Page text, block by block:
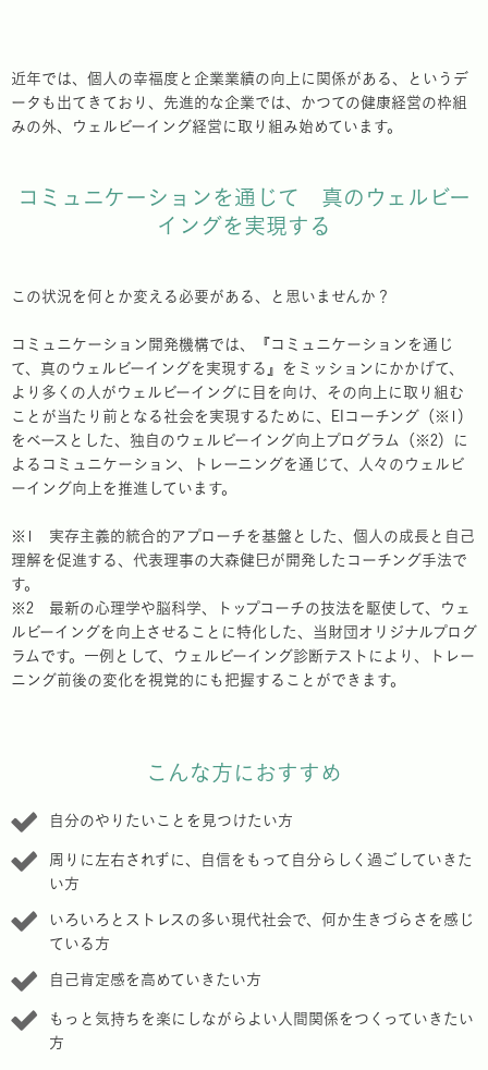
近年では、個人の幸福度と企業業績の向上に関係がある、というデ
ータも出てきており、先進的な企業では、かつての健康経営の枠組
みの外、ウェルビーイング経営に取り組み始めています。
コミュニケーションを通じて 真のウェルビー
イングを実現する
この状況を何とか変える必要がある、と思いませんか？
コミュニケーション開発機構では、『コミュニケーションを通じ
て、真のウェルビーイングを実現する』をミッションにかかげて、
より多くの人がウェルビーイングに目を向け、その向上に取り組む
ことが当たり前となる社会を実現するために、EIコーチング（※1）
をベースとした、独自のウェルビーイング向上プログラム（※2）に
よるコミュニケーション、トレーニングを通じて、人々のウェルビ
ーイング向上を推進しています。
※1 実存主義的統合的アプローチを基盤とした、個人の成長と自己
理解を促進する、代表理事の大森健巳が開発したコーチング手法で
す。
※2 最新の心理学や脳科学、トップコーチの技法を駆使して、ウェ
ルビーイングを向上させることに特化した、当財団オリジナルプログ
ラムです。一例として、ウェルビーイング診断テストにより、トレー
ニング前後の変化を視覚的にも把握することができます。
こんな方におすすめ
自分のやりたいことを見つけたい方
周りに左右されずに、自信をもって自分らしく過ごしていきた
い方
いろいろとストレスの多い現代社会で、何か生きづらさを感じ
ている方
自己肯定感を高めていきたい方
もっと気持ちを楽にしながらよい人間関係をつくっていきたい
方